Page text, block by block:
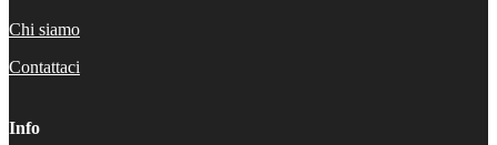
Chi siamo
Contattaci
Info